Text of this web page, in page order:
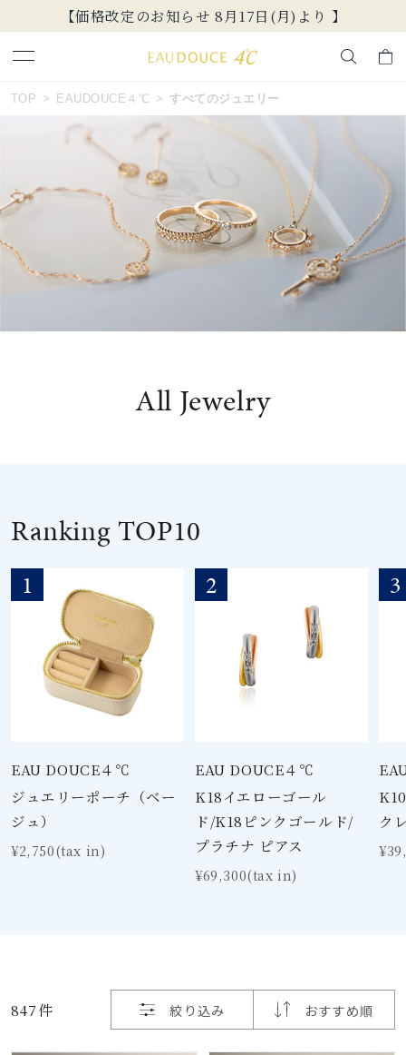
【価格改定のお知らせ 8月17日(月)より 】
キーワードで検索する
人気検索キーワード
#ペア #ダイヤモンド ネックレス
#くまのプーさん
モチーフ
石の色
着用シーン
リングサイズ
TOP EAUDOUCE４℃ すべてのジュエリー
All Jewelry
Ranking TOP10
1
EAU DOUCE４℃
ジュエリーポーチ（ベー
ジュ）
¥2,750(tax in)
2
EAU DOUCE４℃
K18イエローゴール
ド/K18ピンクゴールド/
プラチナ ピアス
¥69,300(tax in)
3
ク
847件 絞り込み おすすめ順
価格が安い
価格が高い
並び替え